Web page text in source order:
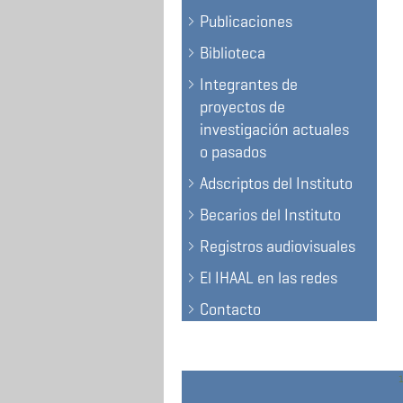
Publicaciones
Biblioteca
Integrantes de
proyectos de
investigación actuales
o pasados
Adscriptos del Instituto
Becarios del Instituto
Registros audiovisuales
El IHAAL en las redes
Contacto